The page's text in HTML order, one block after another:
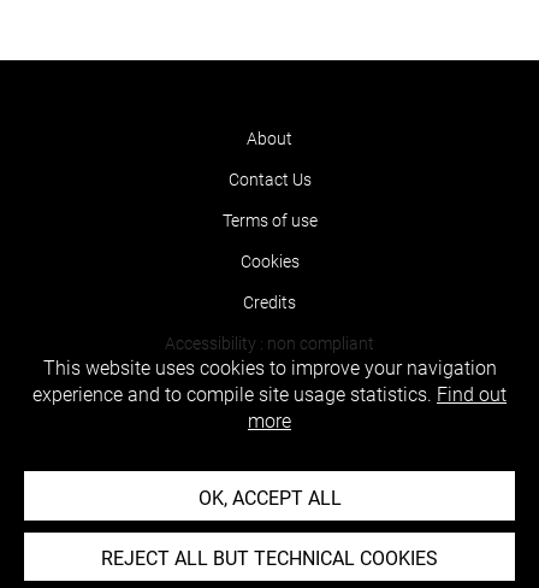
About
Contact Us
Terms of use
Cookies
Credits
Accessibility : non compliant
This website uses cookies to improve your navigation
experience and to compile site usage statistics. Find out
more
OK, ACCEPT ALL
REJECT ALL BUT TECHNICAL COOKIES